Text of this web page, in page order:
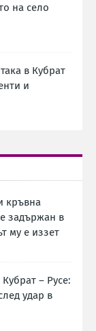
на село
в Кубрат
и
кръвна
задържан в
му е иззет
– Русе:
удар в